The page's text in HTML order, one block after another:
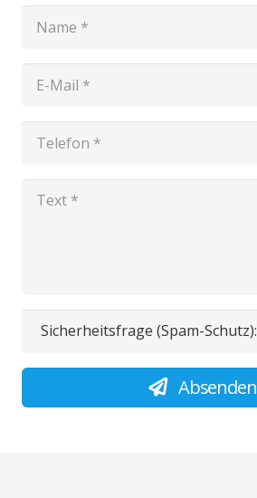
Sicherheitsfrage (Spam-Schutz):
Absenden